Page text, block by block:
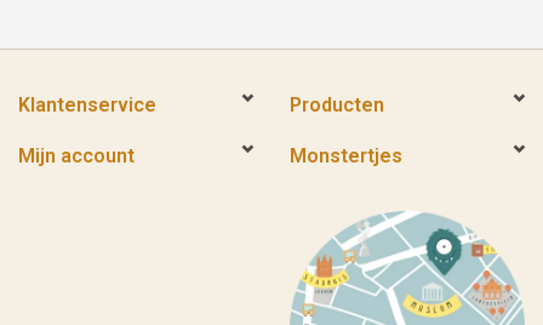
Sales
Merken
Klantenservice Producten
Mijn account Monstertjes